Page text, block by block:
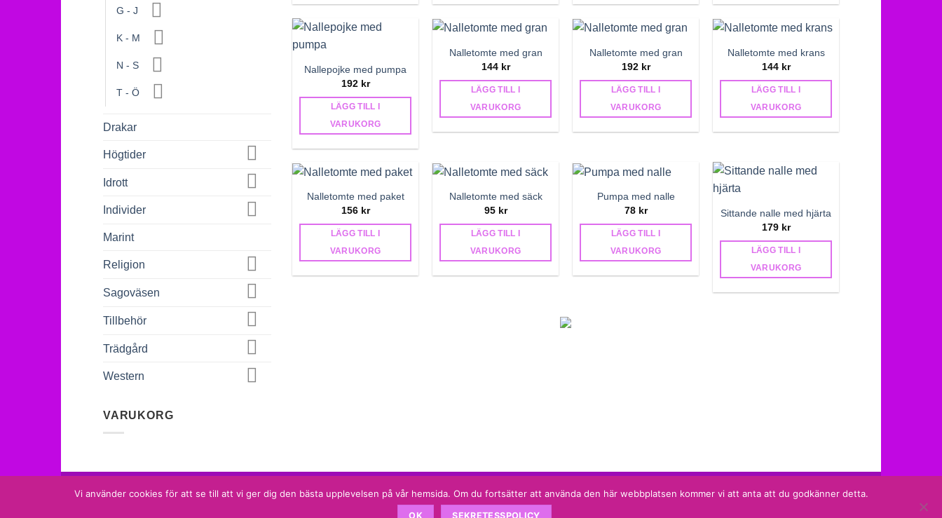
G - J
K - M
N - S
T - Ö
Drakar
Högtider
Idrott
Individer
Marint
Religion
Sagoväsen
Tillbehör
Trädgård
Western
VARUKORG
Nallepojke med pumpa
192 kr
LÄGG TILL I
VARUKORG
Nalletomte med gran
144 kr
LÄGG TILL I
VARUKORG
Nalletomte med gran
192 kr
LÄGG TILL I
VARUKORG
Nalletomte med krans
144 kr
LÄGG TILL I
VARUKORG
Nalletomte med paket
156 kr
LÄGG TILL I
VARUKORG
Nalletomte med säck
95 kr
LÄGG TILL I
VARUKORG
Pumpa med nalle
78 kr
LÄGG TILL I
VARUKORG
Sittande nalle med hjärta
179 kr
LÄGG TILL I
VARUKORG
Sidan producerad avShade Solutions AB
Vi använder cookies för att se till att vi ger dig den bästa upplevelsen på vår hemsida. Om du fortsätter att använda den här webbplatsen kommer vi att anta att du godkänner detta.
OK SEKRETESSPOLICY